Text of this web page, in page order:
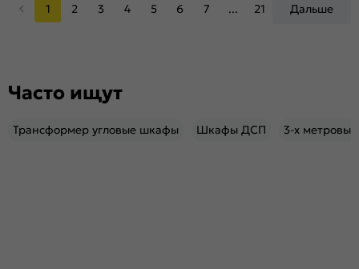
1 2 3 4 5 6 7 ... 21 Дальше
Часто ищут
Трансформер угловые шкафы Шкафы ДСП 3-х